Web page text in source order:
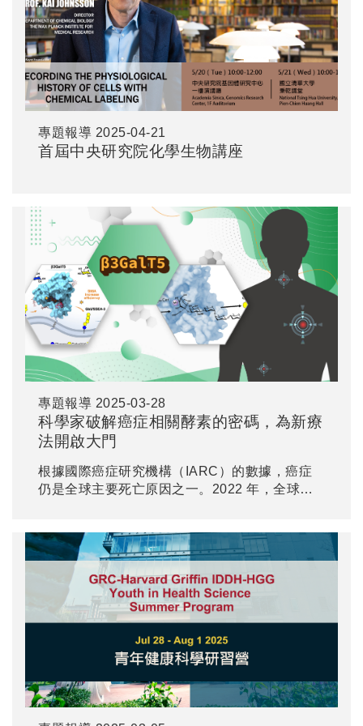
專題報導 2025-04-21
首屆中央研究院化學生物講座
專題報導 2025-03-28
科學家破解癌症相關酵素的密碼，為新療
法開啟大門
根據國際癌症研究機構（IARC）的數據，癌症
仍是全球主要死亡原因之一。2022 年，全球估
究，深入探討了與癌症息息相關的人類 β-1,3-半
乳糖基轉移酵素 5（β3GalT5）。